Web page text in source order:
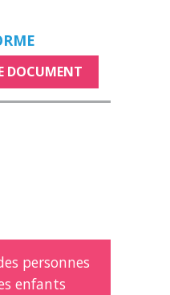
DOCUMENT
personnes
enfants